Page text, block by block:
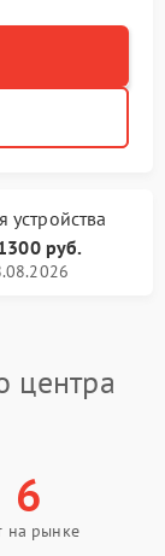
устройства
руб.
центра
6
на рынке